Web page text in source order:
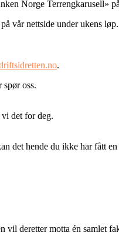
Norge Terrengkarusell» på
vår nettside under ukens
.
oss.
vi det for deg.
det hende du ikke har fått
vil deretter motta én samlet